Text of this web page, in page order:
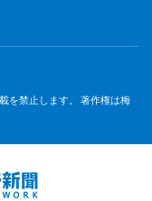
を禁止します。 著作権は梅